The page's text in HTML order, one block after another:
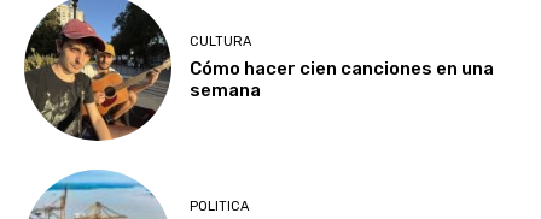
CULTURA
Cómo hacer cien canciones en una
semana
POLITICA